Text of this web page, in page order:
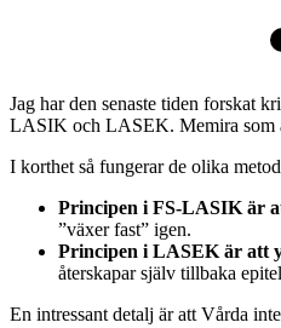
Jag har den senaste tiden forskat
LASIK och LASEK. Memira som
I korthet så fungerar de olika
Principen i FS-LASIK är
”växer fast” igen.
Principen i LASEK är att
återskapar själv tillbaka
En intressant detalj är att Vårda